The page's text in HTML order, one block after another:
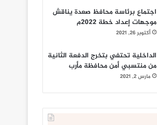
اجتماع برئاسة محافظ صعدة يناقش
موجهات إعداد خطة 2022م
أكتوبر 26, 2021
الداخلية تحتفي بتخرج الدفعة الثانية
من منتسبي أمن محافظة مأرب
مارس 2, 2021